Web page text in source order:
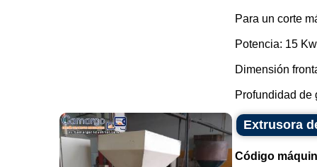
Para un corte
Potencia: 15
Dimensión
Profundidad de
Extrusora
Código